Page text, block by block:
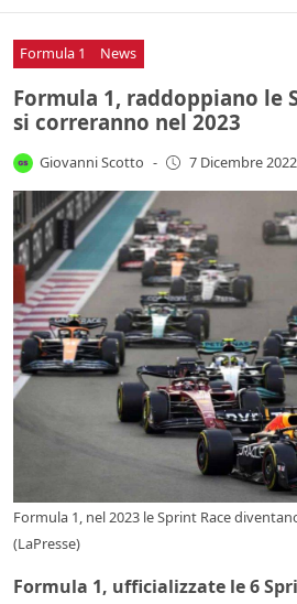
Formula 1 News
Formula 1, raddoppiano le
si correranno nel 2023
Giovanni Scotto - 7 Dicembre 2022
Formula 1, nel 2023 le Sprint Race
(LaPresse)
Formula 1, ufficializzate le 6